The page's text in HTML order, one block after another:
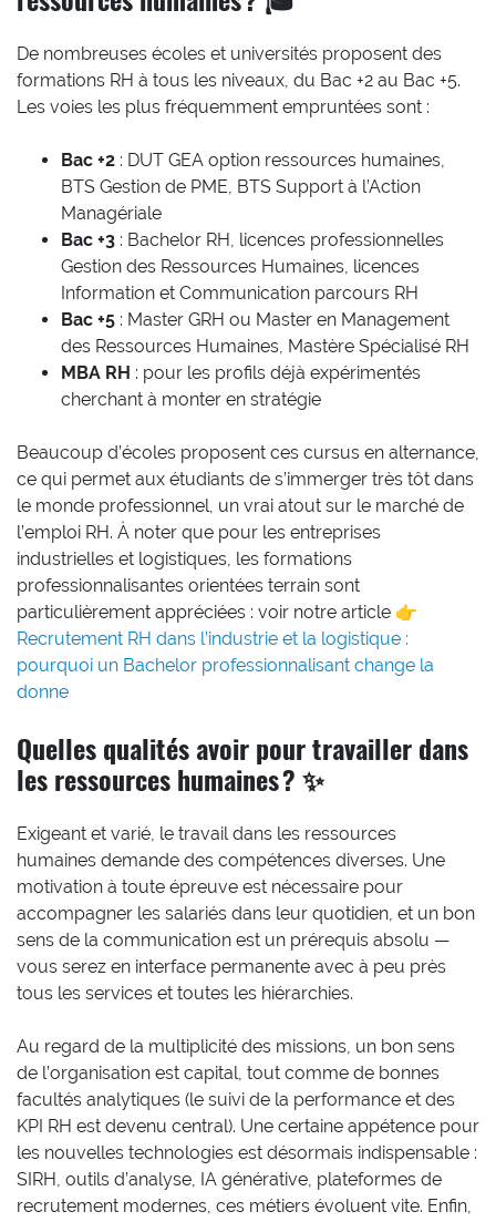
De nombreuses écoles et universités proposent des
formations RH à tous les niveaux, du Bac +2 au Bac +5.
Les voies les plus fréquemment empruntées sont :
Bac +2 : DUT GEA option ressources humaines,
BTS Gestion de PME, BTS Support à l’Action
Managériale
Bac +3 : Bachelor RH, licences professionnelles
Gestion des Ressources Humaines, licences
Information et Communication parcours RH
Bac +5 : Master GRH ou Master en Management
des Ressources Humaines, Mastère Spécialisé RH
MBA RH : pour les profils déjà expérimentés
cherchant à monter en stratégie
Beaucoup d’écoles proposent ces cursus en alternance,
ce qui permet aux étudiants de s’immerger très tôt dans
le monde professionnel, un vrai atout sur le marché de
l’emploi RH. À noter que pour les entreprises
industrielles et logistiques, les formations
professionnalisantes orientées terrain sont
particulièrement appréciées : voir notre article 👉
Recrutement RH dans l’industrie et la logistique :
pourquoi un Bachelor professionnalisant change la
donne
Quelles qualités avoir pour travailler dans
les ressources humaines ? ✨
Exigeant et varié, le travail dans les ressources
humaines demande des compétences diverses. Une
motivation à toute épreuve est nécessaire pour
accompagner les salariés dans leur quotidien, et un bon
sens de la communication est un prérequis absolu —
vous serez en interface permanente avec à peu près
tous les services et toutes les hiérarchies.
Au regard de la multiplicité des missions, un bon sens
de l’organisation est capital, tout comme de bonnes
facultés analytiques (le suivi de la performance et des
KPI RH est devenu central). Une certaine appétence pour
les nouvelles technologies est désormais indispensable :
SIRH, outils d’analyse, IA générative, plateformes de
recrutement modernes, ces métiers évoluent vite. Enfin,